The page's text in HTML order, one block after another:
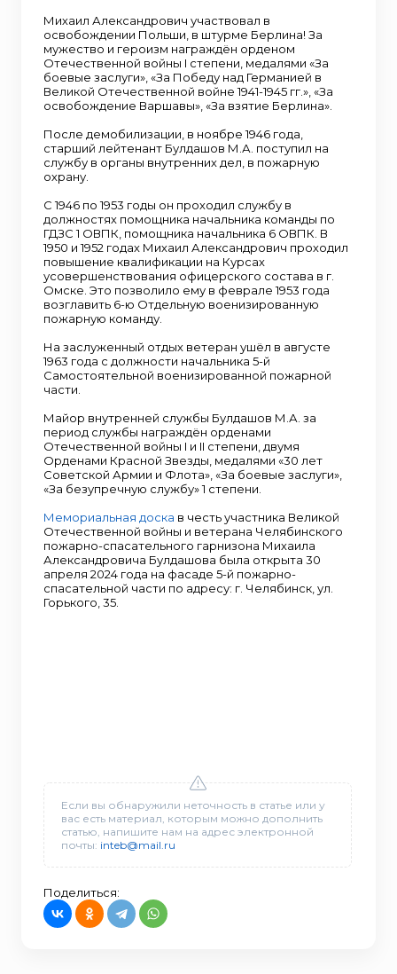
Михаил Александрович участвовал в
освобождении Польши, в штурме Берлина! За
мужество и героизм награждён орденом
Отечественной войны I степени, медалями «За
боевые заслуги», «За Победу над Германией в
Великой Отечественной войне 1941-1945 гг.», «За
освобождение Варшавы», «За взятие Берлина».
После демобилизации, в ноябре 1946 года,
старший лейтенант Булдашов М.А. поступил на
службу в органы внутренних дел, в пожарную
охрану.
С 1946 по 1953 годы он проходил службу в
должностях помощника начальника команды по
ГДЗС 1 ОВПК, помощника начальника 6 ОВПК. В
1950 и 1952 годах Михаил Александрович проходил
повышение квалификации на Курсах
усовершенствования офицерского состава в г.
Омске. Это позволило ему в феврале 1953 года
возглавить 6-ю Отдельную военизированную
пожарную команду.
На заслуженный отдых ветеран ушёл в августе
1963 года с должности начальника 5-й
Самостоятельной военизированной пожарной
части.
Майор внутренней службы Булдашов М.А. за
период службы награждён орденами
Отечественной войны I и II степени, двумя
Орденами Красной Звезды, медалями «30 лет
Советской Армии и Флота», «За боевые заслуги»,
«За безупречную службу» 1 степени.
Мемориальная доска в честь участника Великой
Отечественной войны и ветерана Челябинского
пожарно-спасательного гарнизона Михаила
Александровича Булдашова была открыта 30
апреля 2024 года на фасаде 5-й пожарно-
спасательной части по адресу: г. Челябинск, ул.
Горького, 35.
Если вы обнаружили неточность в статье или у
вас есть материал, которым можно дополнить
статью, напишите нам на адрес электронной
почты: inteb@mail.ru
Поделиться: